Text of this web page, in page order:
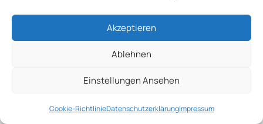
Akzeptieren
Ablehnen
Einstellungen Ansehen
Cookie-RichtlinieDatenschutzerklärungImpressum
Für eine sichere und angenehme Wintersaison in
Erwittesind wir Ihr kompetenter Partner im
Bereich Objektpflege und Winterdienst.